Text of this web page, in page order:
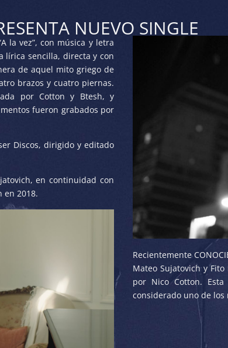
NUEVO SINGLE
la vez”, con música y letra
lírica sencilla, directa y con
de aquel mito griego de
brazos y cuatro piernas.
por Cotton y Btesh, y
fueron grabados por
Discos, dirigido y editado
en continuidad con
en 2018.
Recientemente
Mateo Sujatovich y
por Nico Cotton.
considerado uno de